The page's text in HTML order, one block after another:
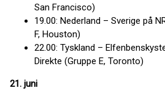
San Francisco)
19.00: Nederland – Sverige på
F, Houston)
22.00: Tyskland –
Direkte (Gruppe E, Toronto)
21. juni